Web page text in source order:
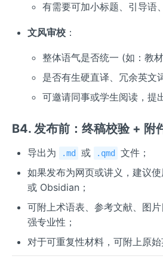
有需要可加小标题、引导语
文风审校：
整体语气是否统一 (如：教
是否有生硬直译、冗余英文
可邀请同事或学生阅读，提
B4. 发布前：终稿校验 + 附
导出为 .md 或 .qmd
文件；
如果发布为网页或讲义，建议
或 Obsidian；
可附上术语表、参考文献、图
强专业性；
对于可重复性材料，可附上原始